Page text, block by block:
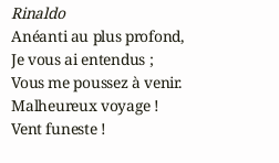
Rinaldo
Anéanti au plus profond,
Je vous ai entendus ;
Vous me poussez à venir.
Malheureux voyage !
Vent funeste !